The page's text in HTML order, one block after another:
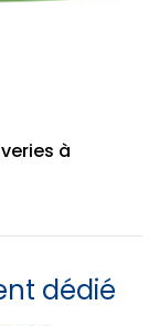
à
dédié